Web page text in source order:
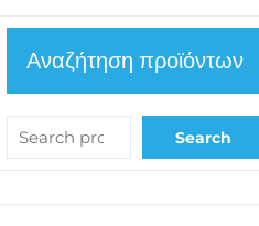
Αναζήτηση προϊόντων
Search